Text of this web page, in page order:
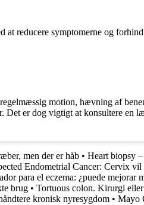
reducere symptomerne og
motion, hævning af
er dog vigtigt at konsultere en
men der er håb • Heart biopsy –
Endometrial Cancer: Cervix
para el eczema: ¿puede mejorar
brug • Tortuous colon. Kirurgi
kronisk nyresygdom • Mayo